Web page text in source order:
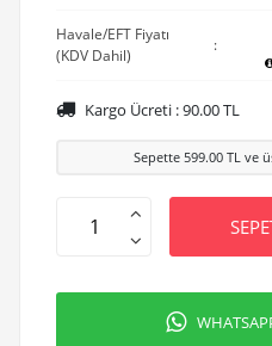
Havale/EFT Fiyatı
(KDV Dahil)
:
Kargo Ücreti :90.00TL
Sepette 599.00TL ve